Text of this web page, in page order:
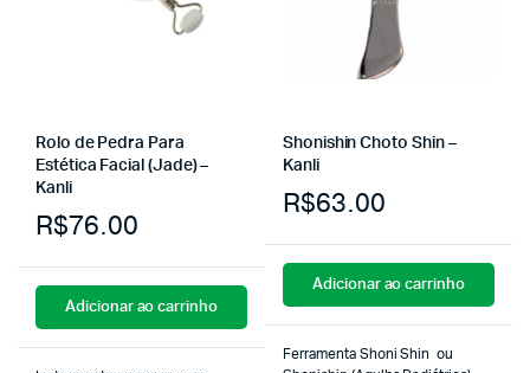
Rolo de Pedra Para
Estética Facial (Jade) –
Kanli
R$76.00
Adicionar ao carrinho
Shonishin Choto Shin –
Kanli
R$63.00
Adicionar ao carrinho
Ferramenta Shoni Shin ou